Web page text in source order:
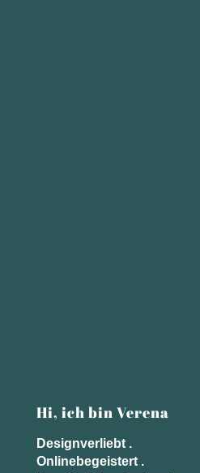
Hi, ich bin Verena
Designverliebt .
Onlinebegeistert .